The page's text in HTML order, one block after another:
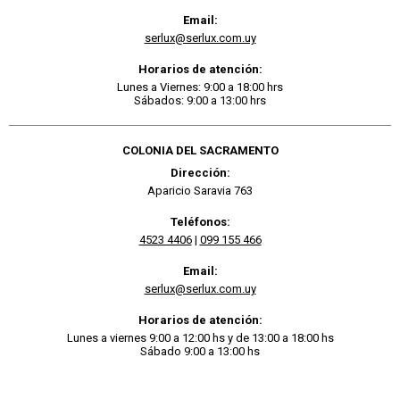
Email:
serlux@serlux.com.uy
Horarios de atención:
Lunes a Viernes: 9:00 a 18:00 hrs
Sábados: 9:00 a 13:00 hrs
COLONIA DEL SACRAMENTO
Dirección:
Aparicio Saravia 763
Teléfonos:
4523 4406| 099 155 466
Email:
serlux@serlux.com.uy
Horarios de atención:
Lunes a viernes 9:00 a 12:00 hs y de 13:00 a 18:00 hs
Sábado 9:00 a 13:00 hs